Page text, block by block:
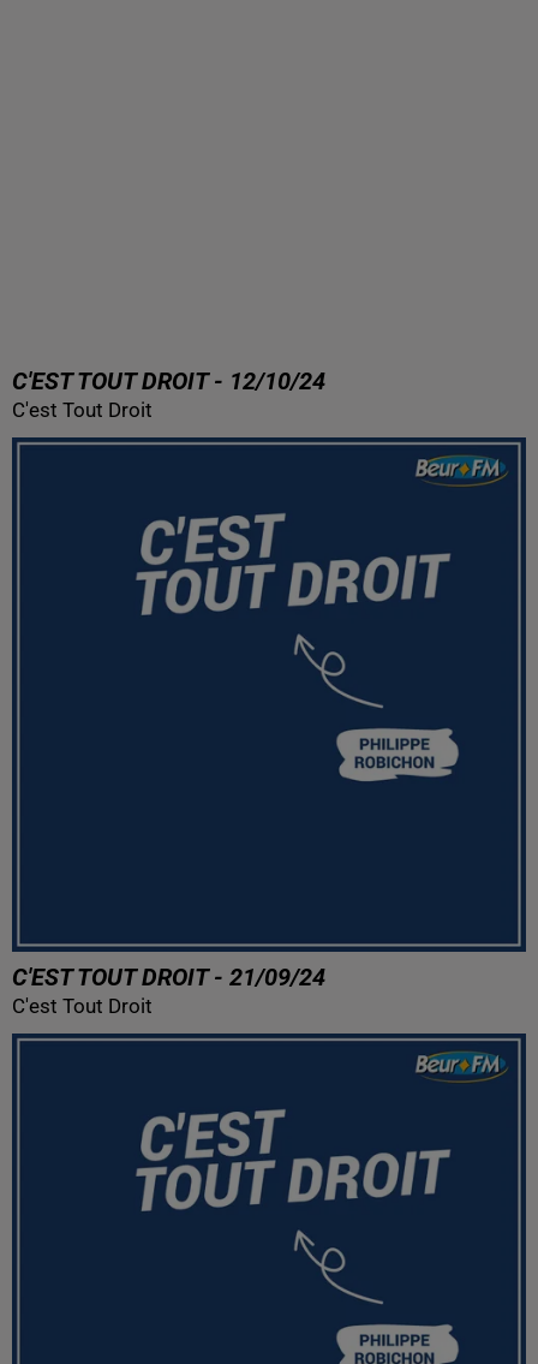
C'EST TOUT DROIT - 12/10/24
C'est Tout Droit
C'EST TOUT DROIT - 21/09/24
C'est Tout Droit